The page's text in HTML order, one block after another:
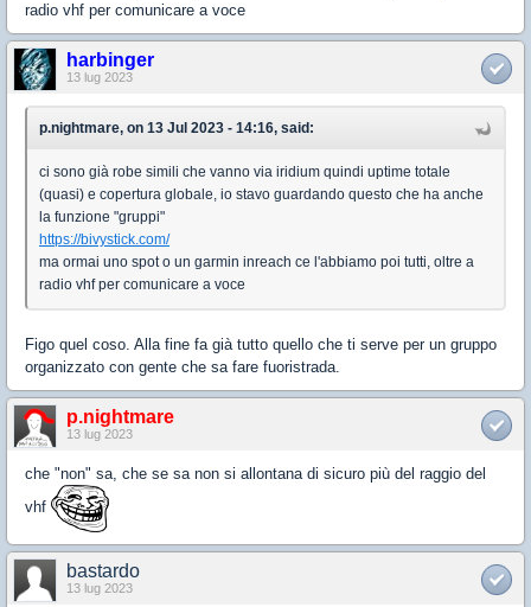
radio vhf per comunicare a voce
harbinger
13 lug 2023
p.nightmare, on 13 Jul 2023 - 14:16, said:
ci sono già robe simili che vanno via iridium quindi uptime totale
(quasi) e copertura globale, io stavo guardando questo che ha anche
la funzione "gruppi"
https://bivystick.com/
ma ormai uno spot o un garmin inreach ce l'abbiamo poi tutti, oltre a
radio vhf per comunicare a voce
Figo quel coso. Alla fine fa già tutto quello che ti serve per un gruppo
organizzato con gente che sa fare fuoristrada.
p.nightmare
13 lug 2023
che "non" sa, che se sa non si allontana di sicuro più del raggio del
vhf
bastardo
13 lug 2023